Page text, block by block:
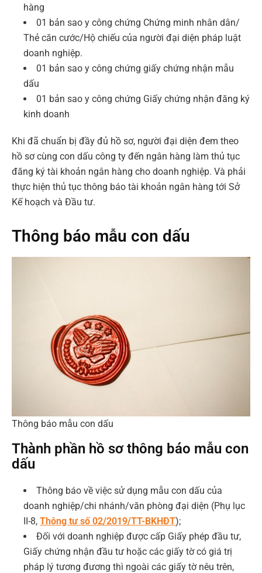
hàng
01 bản sao y công chứng Chứng minh nhân dân/
Thẻ căn cước/Hộ chiếu của người đại diện pháp luật
doanh nghiệp.
01 bản sao y công chứng giấy chứng nhận mẫu
dấu
01 bản sao y công chứng Giấy chứng nhận đăng ký
kinh doanh
Khi đã chuẩn bị đầy đủ hồ sơ, người đại diện đem theo
hồ sơ cùng con dấu công ty đến ngân hàng làm thủ tục
đăng ký tài khoản ngân hàng cho doanh nghiệp. Và phải
thực hiện thủ tục thông báo tài khoản ngân hàng tới Sở
Kế hoạch và Đầu tư.
Thông báo mẫu con dấu
Thông báo mẫu con dấu
Thành phần hồ sơ thông báo mẫu con
dấu
Thông báo về việc sử dụng mẫu con dấu của
doanh nghiệp/chi nhánh/văn phòng đại diện (Phụ lục
II-8, Thông tư số 02/2019/TT-BKHĐT);
Đối với doanh nghiệp được cấp Giấy phép đầu tư,
Giấy chứng nhận đầu tư hoặc các giấy tờ có giá trị
pháp lý tương đương thì ngoài các giấy tờ nêu trên,